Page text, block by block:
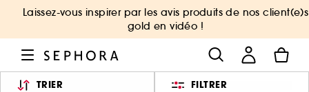
Laissez-vous inspirer par les avis produits de nos client(e)s
gold en vidéo !
TRIER FILTRER